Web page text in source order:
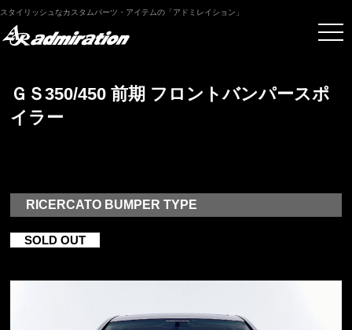
スタイリッシュなカスタムパーツ・アイテムの「アドミレイション」
ＧＳ350/450 前期 フロントバンパースポ
イラー
RICERCATO BUMPER TYPE
SOLD OUT